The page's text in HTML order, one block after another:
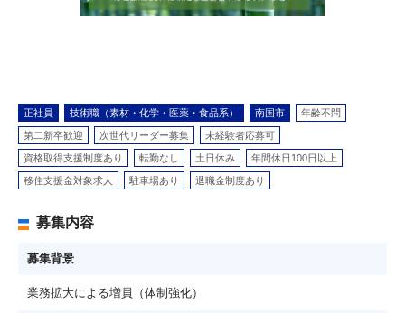
正社員 技術職（素材・化学・医薬・食品系） 南国市 年齢不問
第二新卒歓迎 次世代リーダー募集 未経験者応募可
資格取得支援制度あり 転勤なし 土日休み 年間休日100日以上
移住支援金対象求人 駐車場あり 退職金制度あり
募集内容
募集背景
業務拡大による増員（体制強化）